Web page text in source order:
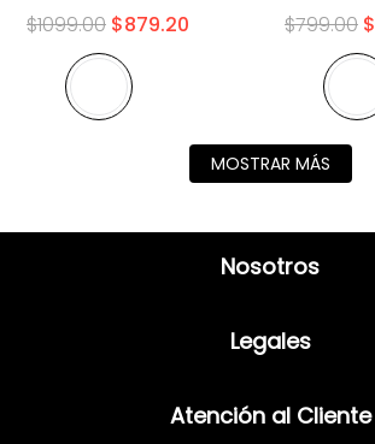
$1099.00 $879.20
$799.00 $
MOSTRAR MÁS
Nosotros
Bolsa de Trabajo
Legales
Atención al Cliente